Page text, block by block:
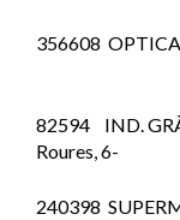
356608
82594 IND.
Roures,
240398